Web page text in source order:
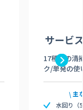
サービ
17種類の清
ク/単発の使
主
水回り（